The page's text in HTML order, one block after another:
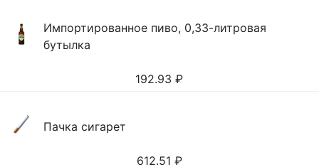
Импортированное пиво, 0,33-литровая
бутылка
192.93 ₽
Пачка сигарет
612.51 ₽